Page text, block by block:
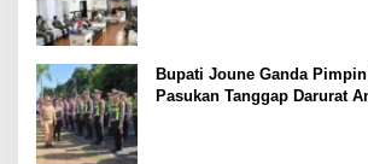
Bupati Joune Ganda
Pasukan Tanggap Darurat